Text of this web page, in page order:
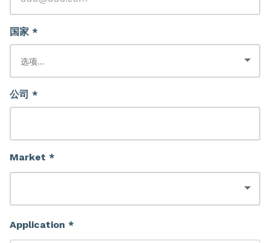
国家 *
公司 *
Market *
Application *